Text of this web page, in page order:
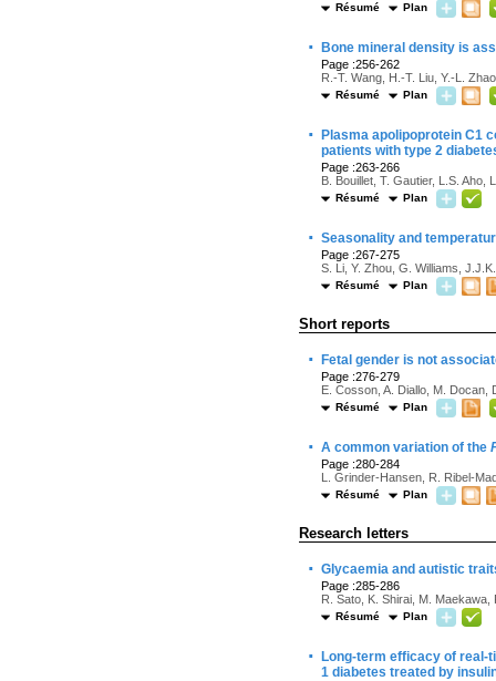
Résumé Plan
· Bone mineral density is
Page :256-262
R.-T. Wang, H.-T. Liu, Y.-L.
Résumé Plan
·
Plasma apolipoprotein C1
patients with type 2
Page :263-266
B. Bouillet, T. Gautier, L.S. Aho,
Résumé Plan
· Seasonality and
Page :267-275
S. Li, Y. Zhou, G. Williams,
Résumé Plan
Short reports
· Fetal gender is not
Page :276-279
E. Cosson, A. Diallo, M. Docan,
Résumé Plan
· A common variation of the
Page :280-284
L. Grinder-Hansen, R. Ribel-
Résumé Plan
Research letters
· Glycaemia and autistic
Page :285-286
R. Sato, K. Shirai, M.
Résumé Plan
·
Long-term efficacy of real-
1 diabetes treated by